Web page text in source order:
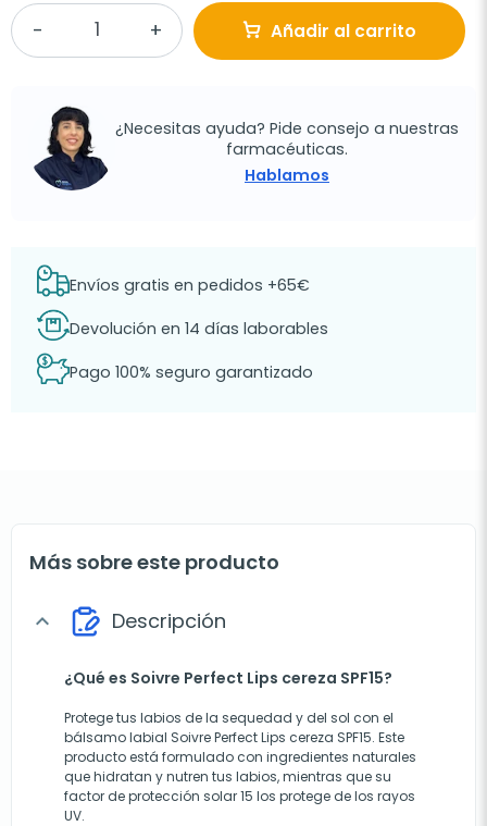
Añadir al carrito
¿Necesitas ayuda? Pide consejo a nuestras
farmacéuticas.
Hablamos
Envíos gratis en pedidos +65€
Devolución en 14 días laborables
Pago 100% seguro garantizado
Más sobre este producto
expand_more Descripción
¿Qué es Soivre Perfect Lips cereza SPF15?
Protege tus labios de la sequedad y del sol con el
bálsamo labial Soivre Perfect Lips cereza SPF15. Este
producto está formulado con ingredientes naturales
que hidratan y nutren tus labios, mientras que su
factor de protección solar 15 los protege de los rayos
UV.